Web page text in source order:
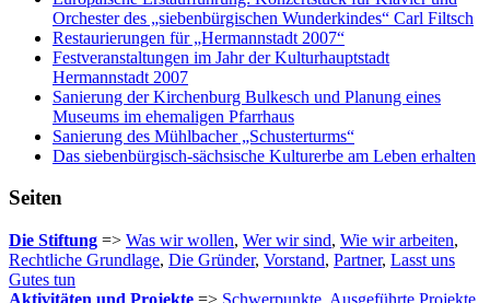
Orchester des „siebenbürgischen Wunderkindes“ Carl Filtsch
Restaurierungen für „Hermannstadt 2007“
Festveranstaltungen im Jahr der Kulturhauptstadt
Hermannstadt 2007
Sanierung der Kirchenburg Bulkesch und Planung eines
Museums im ehemaligen Pfarrhaus
Sanierung des Mühlbacher „Schusterturms“
Das siebenbürgisch-sächsische Kulturerbe am Leben erhalten
Seiten
Die Stiftung => Was wir wollen, Wer wir sind, Wie wir arbeiten,
Rechtliche Grundlage, Die Gründer, Vorstand, Partner, Lasst uns
Gutes tun
Aktivitäten und Projekte => Schwerpunkte Ausgeführte Projekte